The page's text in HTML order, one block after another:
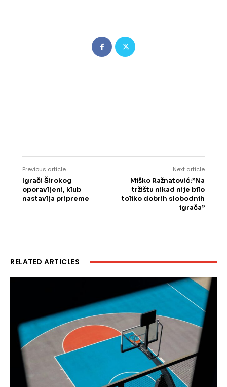
Previous article
Igrači Širokog
oporavljeni, klub
nastavlja pripreme
Next article
Miško Ražnatović:”Na
tržištu nikad nije bilo
toliko dobrih slobodnih
igrača”
RELATED ARTICLES